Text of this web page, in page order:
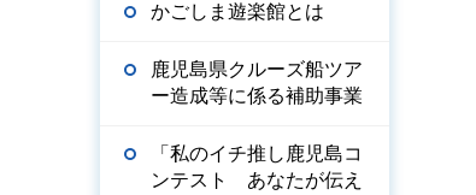
かごしま遊楽館とは
鹿児島県クルーズ船ツア
ー造成等に係る補助事業
「私のイチ推し鹿児島コ
ンテスト あなたが伝え